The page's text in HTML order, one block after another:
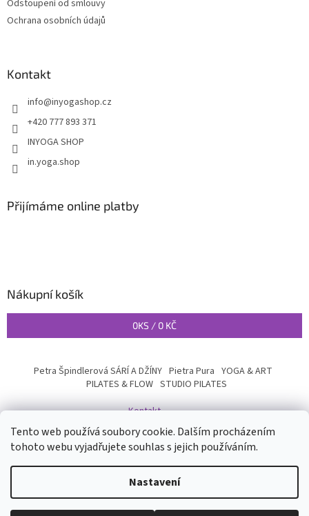
Tento web používá soubory cookie. Dalším procházením
tohoto webu vyjadřujete souhlas s jejich používáním.
Nastavení
Odstoupení od smlouvy
Ochrana osobních údajů
Kontakt
info@inyogashop.cz
+420 777 893 371
INYOGA SHOP
in.yoga.shop
Přijímáme online platby
Nákupní košík
0KS / 0 KČ
Petra Špindlerová SÁRÍ A DŽÍNY Pietra Pura YOGA & ART
PILATES & FLOW STUDIO PILATES
Kontakt